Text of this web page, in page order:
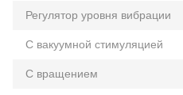
Регулятор уровня вибрации
С вакуумной стимуляцией
С вращением